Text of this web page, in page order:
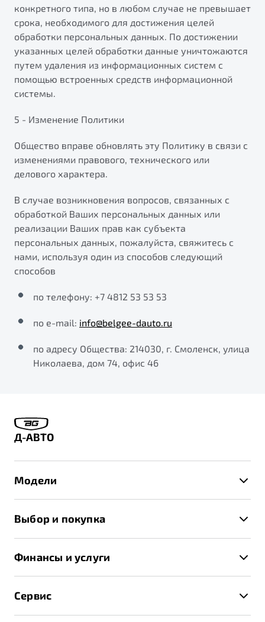
конкретного типа, но в любом случае не превышает
срока, необходимого для достижения целей
обработки персональных данных. По достижении
указанных целей обработки данные уничтожаются
путем удаления из информационных систем с
помощью встроенных средств информационной
системы.
5 - Изменение Политики
Общество вправе обновлять эту Политику в связи с
изменениями правового, технического или
делового характера.
В случае возникновения вопросов, связанных с
обработкой Ваших персональных данных или
реализации Ваших прав как субъекта
персональных данных, пожалуйста, свяжитесь с
нами, используя один из способов следующий
способов
по телефону: +7 4812 53 53 53
по е-mail: info@belgee-dauto.ru
по адресу Общества: 214030, г. Смоленск, улица
Николаева, дом 74, офис 46
Д-АВТО
Модели
X70
Выбор и покупка
Спецпредложения и Акции
Записаться на тест-драйв
Получить предложение
Финансы и услуги
Трейд-ин
Сервис